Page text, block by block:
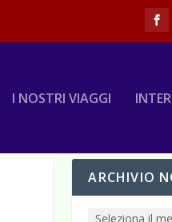
I NOSTRI VIAGGI
ARCHIVIO